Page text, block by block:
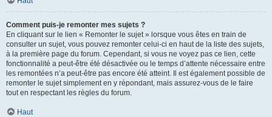
Comment puis-je remonter mes sujets ?
En cliquant sur le lien « Remonter le sujet » lorsque vous êtes en train de
consulter un sujet, vous pouvez remonter celui-ci en haut de la liste des sujets,
à la première page du forum. Cependant, si vous ne voyez pas ce lien, cette
fonctionnalité a peut-être été désactivée ou le temps d’attente nécessaire entre
les remontées n’a peut-être pas encore été atteint. Il est également possible de
remonter le sujet simplement en y répondant, mais assurez-vous de le faire
tout en respectant les règles du forum.
Haut